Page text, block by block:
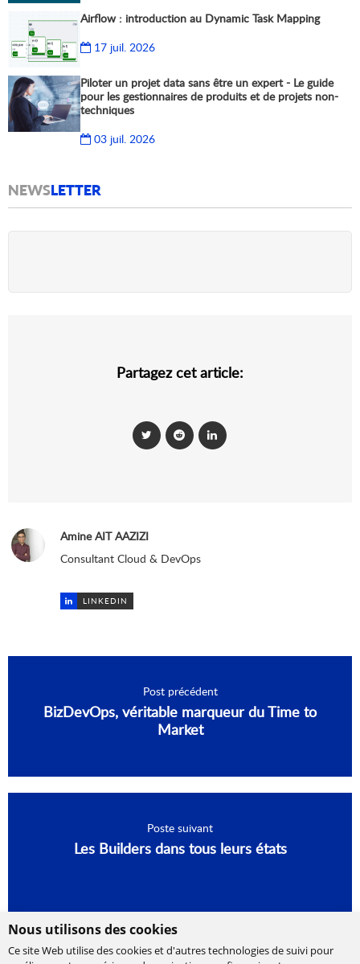
Nous utilisons des cookies
Ce site Web utilise des cookies et d'autres technologies de suivi pour
Airflow : introduction au Dynamic Task Mapping
17 juil. 2026
Piloter un projet data sans être un expert - Le guide
pour les gestionnaires de produits et de projets non-
techniques
03 juil. 2026
NEWSLETTER
Partagez cet article:
Amine AIT AAZIZI
Consultant Cloud & DevOps
LINKEDIN
Post précédent
BizDevOps, véritable marqueur du Time to
Market
Poste suivant
Les Builders dans tous leurs états